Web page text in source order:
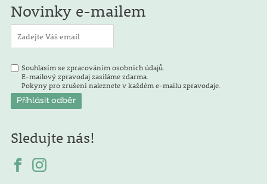
Novinky e-mailem
Souhlasím se zpracováním osobních údajů.
E-mailový zpravodaj zasíláme zdarma.
Pokyny pro zrušení naleznete v každém e-mailu zpravodaje.
Sledujte nás!